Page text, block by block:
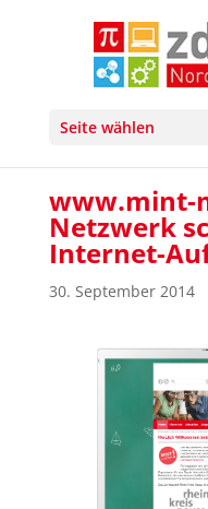
Seite wählen
www.mint-
Netzwerk
Internet-
30. September 2014